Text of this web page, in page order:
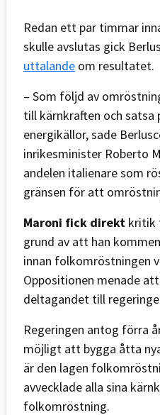
Redan ett par timmar
skulle avslutas gick
uttalande om resultatet.
– Som följd av
till kärnkraften och satsa
energikällor, sade
inrikesminister Roberto
andelen italienare som
gränsen för att
Maroni fick direkt kritik
grund av att han
innan folkomröstningen
Oppositionen menade
deltagandet till
Regeringen antog förra
möjligt att bygga åtta
är den lagen
avvecklade alla sina
folkomröstning.